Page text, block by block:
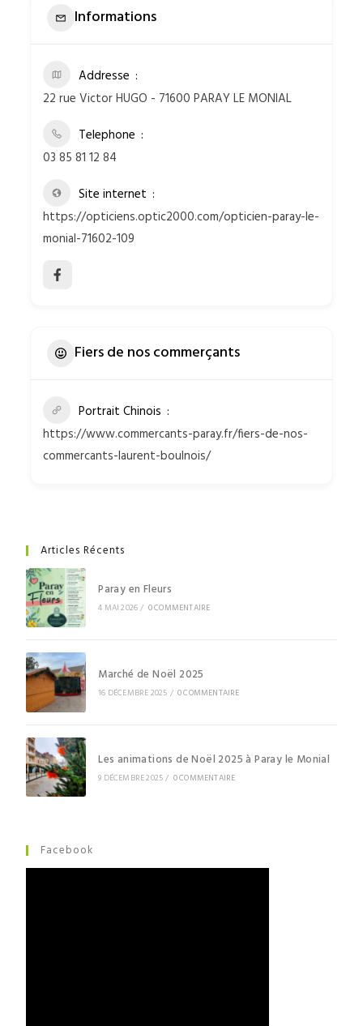
Informations
Addresse
22 rue Victor HUGO - 71600 PARAY LE MONIAL
Telephone
03 85 81 12 84
Site internet
https://opticiens.optic2000.com/opticien-paray-le-
monial-71602-109
Fiers de nos commerçants
Portrait Chinois
https://www.commercants-paray.fr/fiers-de-nos-
commercants-laurent-boulnois/
Articles Récents
Paray en Fleurs
4 MAI 2026 / 0 COMMENTAIRE
Marché de Noël 2025
16 DÉCEMBRE 2025 / 0 COMMENTAIRE
Les animations de Noël 2025 à Paray le Monial
9 DÉCEMBRE 2025 / 0 COMMENTAIRE
Facebook